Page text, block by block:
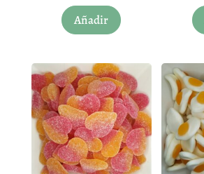
Añadir
producto
variantes.
Las
opciones
se
pueden
elegir